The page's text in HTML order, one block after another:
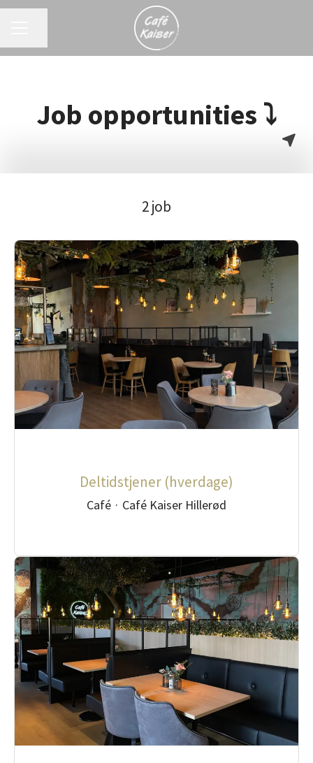
Job opportunities ⤵
2 job
Deltidstjener (hverdage)
Café · Café Kaiser Hillerød